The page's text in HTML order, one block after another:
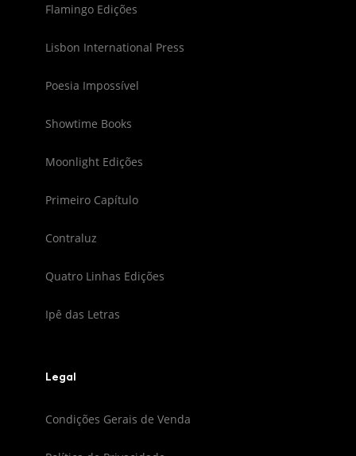
Flamingo Edições
Lisbon International Press
Poesia Impossível
Showtime Books
Moonlight Edições
Primeiro Capítulo
Contraluz
Quatro Linhas Edições
Ipê das Letras
Legal
Condições Gerais de Venda